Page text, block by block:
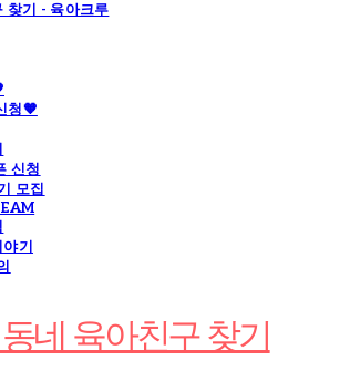
찾기 - 육아크루
청🧡
신청
모집
기
네 육아친구 찾기